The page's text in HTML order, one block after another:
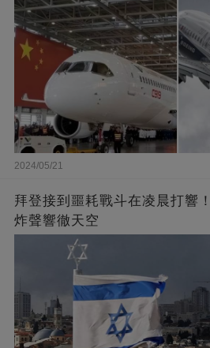
2024/05/21
拜登接到噩耗戰斗在凌晨打響
炸聲響徹天空